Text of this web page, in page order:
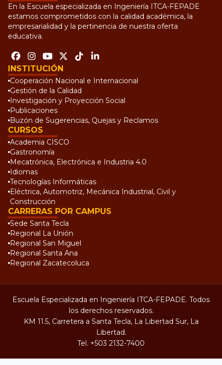
En la Escuela especializada en Ingeniería ITCA-FEPADE
estamos comprometidos con la calidad académica, la
empresarialidad y la pertinencia de nuestra oferta
educativa.
INSTITUCIÓN
Cooperación Nacional e Internacional
Gestión de la Calidad
Investigación y Proyección Social
Publicaciones
Buzón de Sugerencias, Quejas y Reclamos
CURSOS
Academia CISCO
Gastronomía
Mecatrónica, Electrónica e Industria 4.0
Idiomas
Tecnologías Informáticas
Eléctrica, Automotriz, Mecánica Industrial, Civil y
Construcción
CARRERAS POR CAMPUS
Sede Santa Tecla
Regional La Unión
Regional San Miguel
Regional Santa Ana
Regional Zacatecoluca
Escuela Especializada en Ingeniería ITCA-FEPADE. Todos
los derechos reservados.
KM 11.5, Carretera a Santa Tecla, La Libertad Sur, La
Libertad.
Tel. +503 2132-7400